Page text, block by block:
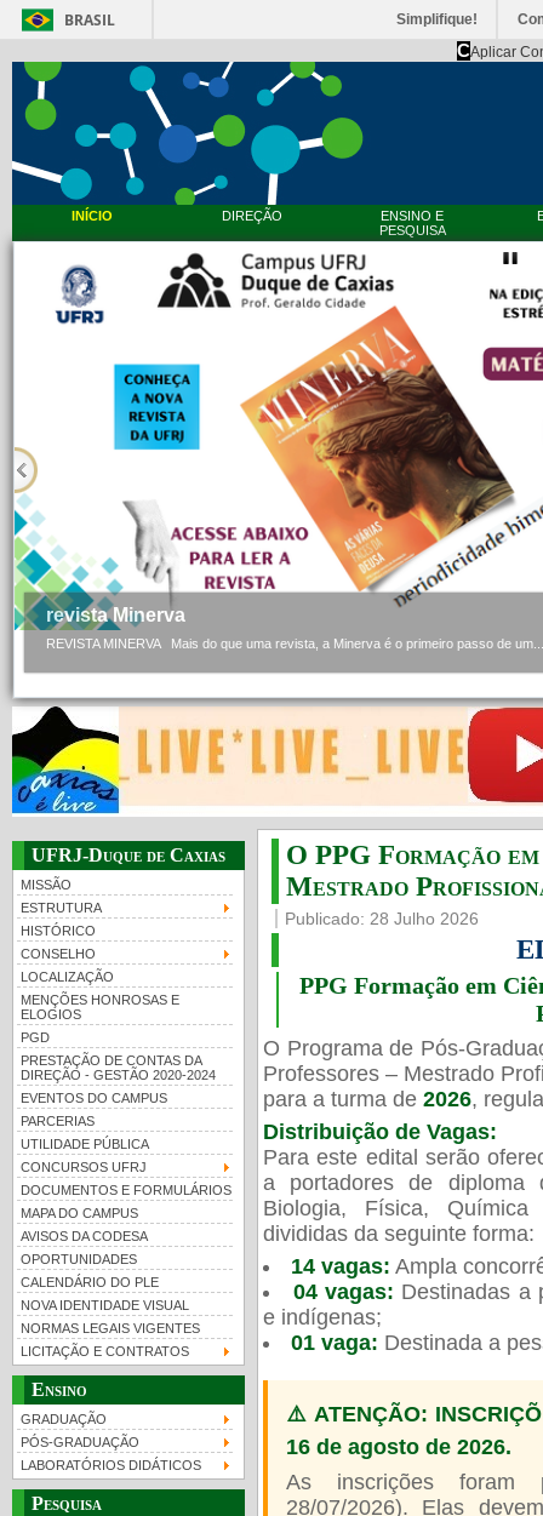
BRASIL Simplifique!
CAplicar
INÍCIO DIREÇÃO
ENSINO E
PESQUISA
revista Minerva
REVISTA MINERVA Mais do que uma revista, a Minerva é o primeiro passo de um...
UFRJ-Duque de Caxias
MISSÃO
ESTRUTURA
HISTÓRICO
CONSELHO
LOCALIZAÇÃO
MENÇÕES HONROSAS E
ELOGIOS
PGD
PRESTAÇÃO DE CONTAS DA
DIREÇÃO - GESTÃO 2020-2024
EVENTOS DO CAMPUS
PARCERIAS
UTILIDADE PÚBLICA
CONCURSOS UFRJ
DOCUMENTOS E FORMULÁRIOS
MAPA DO CAMPUS
AVISOS DA CODESA
OPORTUNIDADES
CALENDÁRIO DO PLE
NOVA IDENTIDADE VISUAL
NORMAS LEGAIS VIGENTES
LICITAÇÃO E CONTRATOS
Ensino
GRADUAÇÃO
PÓS-GRADUAÇÃO
LABORATÓRIOS DIDÁTICOS
Pesquisa
O PPG Formação
Mestrado
Publicado: 28 Julho 2026
PPG Formação em
O Programa de Pós-
Professores – Mestrado
para a turma de 2026,
Distribuição de Vagas:
Para este edital serão
a portadores de diploma
Biologia, Física,
divididas da seguinte forma:
14 vagas: Ampla
04 vagas: Destinadas a
e indígenas;
01 vaga: Destinada a
⚠️ ATENÇÃO:
16 de agosto de 2026.
As inscrições foram
28/07/2026). Elas
Guia de boas práticas
UFRJ 100 anos